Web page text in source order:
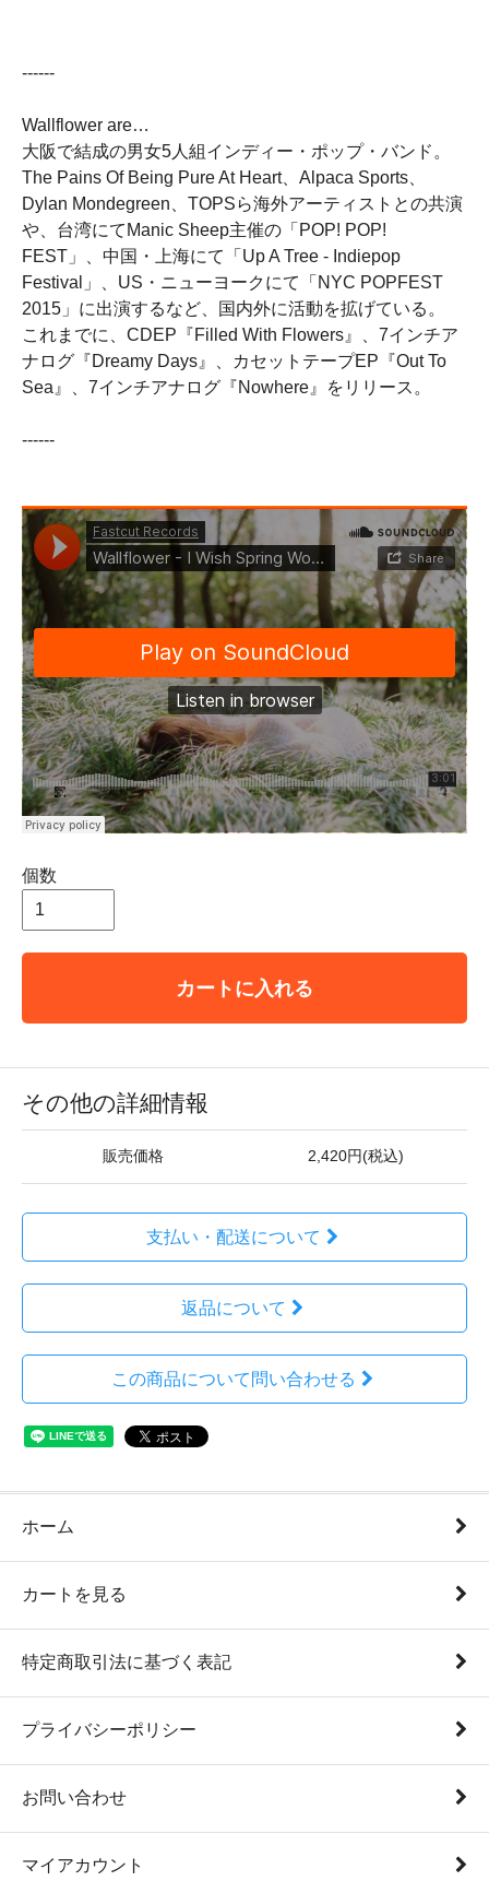
------
Wallflower are…
大阪で結成の男女5人組インディー・ポップ・バンド。
The Pains Of Being Pure At Heart、Alpaca Sports、
Dylan Mondegreen、TOPSら海外アーティストとの共演
や、台湾にてManic Sheep主催の「POP! POP!
FEST」、中国・上海にて「Up A Tree - Indiepop
Festival」、US・ニューヨークにて「NYC POPFEST
2015」に出演するなど、国内外に活動を拡げている。
これまでに、CDEP『Filled With Flowers』、7インチア
ナログ『Dreamy Days』、カセットテープEP『Out To
Sea』、7インチアナログ『Nowhere』をリリース。
------
個数
カートに入れる
その他の詳細情報
販売価格 2,420円(税込)
支払い・配送について
返品について
この商品について問い合わせる
ホーム
カートを見る
特定商取引法に基づく表記
プライバシーポリシー
お問い合わせ
マイアカウント